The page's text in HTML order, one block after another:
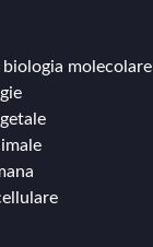
molecolare